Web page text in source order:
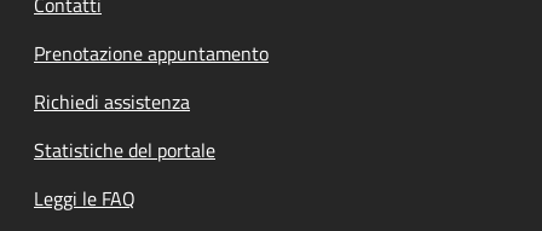
Prenotazione appuntamento
Richiedi assistenza
Statistiche del portale
Leggi le FAQ